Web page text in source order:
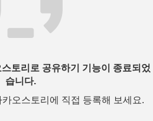
토리로 공유하기 기능이 종료되었
습니다.
오스토리에 직접 등록해 보세요.